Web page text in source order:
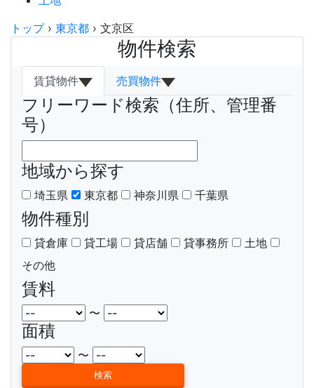
トップ› 東京都 › 文京区
物件検索
賃貸物件 売買物件
フリーワード検索（住所、管理番
号）
地域から探す
埼玉県 東京都 神奈川県 千葉県
物件種別
貸倉庫 貸工場 貸店舗 貸事務所
土地
その他
賃料
〜
面積
〜